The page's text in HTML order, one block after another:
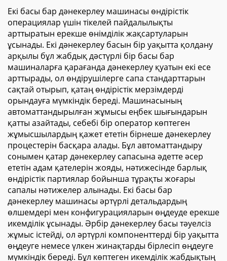
мата жарық жәшігі
Екі басы бар дәнекерлеу машинасы өндірістік
операциялар үшін тікелей пайдалылықты
арттыратын ерекше өнімділік жақсартуларын
ұсынады. Екі дәнекерлеу басын бір уақытта қолдану
арқылы бұл жабдық дәстүрлі бір басы бар
машиналарға қарағанда дәнекерлеу қуатын екі есе
арттырады, ол өндірушілерге сапа стандарттарын
сақтай отырып, қатаң өндірістік мерзімдерді
орындауға мүмкіндік береді. Машинасының
автоматтандырылған жұмысы еңбек шығындарын
қатты азайтады, себебі бір оператор көптеген
жұмысшылардың қажет ететін бірнеше дәнекерлеу
процестерін басқара алады. Бұл автоматтандыру
сонымен қатар дәнекерлеу сапасына әдетте әсер
ететін адам қателерін жояды, нәтижесінде барлық
өндірістік партиялар бойынша тұрақты жоғары
сапалы нәтижелер алынады. Екі басы бар
дәнекерлеу машинасы әртүрлі детальдардың
өлшемдері мен конфигурацияларын өңдеуде ерекше
икемділік ұсынады. Әрбір дәнекерлеу басы тәуелсіз
жұмыс істейді, ол әртүрлі компоненттерді бір уақытта
өңдеуге немесе үлкен жинақтарды бірлесіп өңдеуге
мүмкіндік береді. Бұл көптеген икемділік жабдықтың